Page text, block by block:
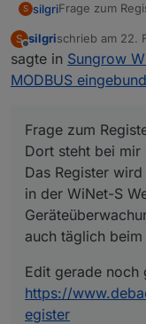
S silgriFrage zum
Das Register
WiNet-S
zeigt den
morgens
Edit gerade
https://
r32088
S
Offline
silgrischrieb am 22.
zuletzt editiert
sagte in Sungrow
MODBUS
Frage zum
Dort steht bei
Das Register
in der WiNet-S
auch täglich
Edit gerade noch
https://
egister